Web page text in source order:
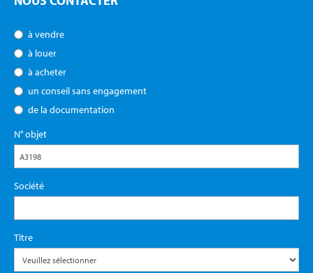
à vendre
à louer
à acheter
un conseil sans engagement
de la documentation
N° objet
Société
Titre